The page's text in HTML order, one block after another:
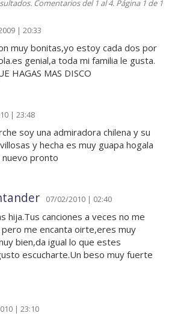
Comentarios del 1 al 4. Página 1 de 1
| 20:33
muy bonitas,yo estoy cada dos por
genial,a toda mi familia le gusta.
HAGAS MAS DISCO
| 23:48
soy una admiradora chilena y su
y hecha es muy guapa hogala
pronto
07/02/2010 | 02:40
hija.Tus canciones a veces no me
pero me encanta oirte,eres muy
bien,da igual lo que estes
escucharte.Un beso muy fuerte
| 23:10